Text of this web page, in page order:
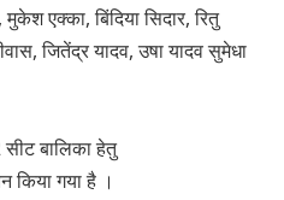
एक्का, बिंदिया सिदार, रितु
जितेंद्र यादव, उषा यादव सुमेधा
बालिका हेतु
किया गया है ।